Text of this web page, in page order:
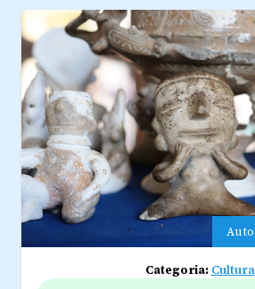
Categoria: Cultura